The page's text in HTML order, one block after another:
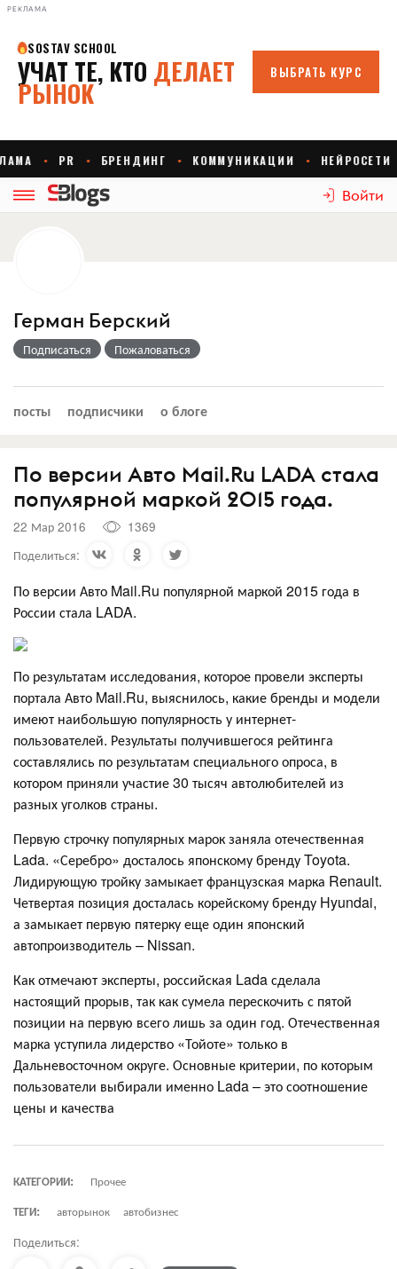
РЕКЛАМА
Войти
Герман Берский
Подписаться Пожаловаться
посты подписчики о блоге
По версии Авто Mail.Ru LADA стала
популярной маркой 2015 года.
22 Мар 2016
1369
Поделиться:
По версии Авто Mail.Ru популярной маркой 2015 года в
России стала LADA.
По результатам исследования, которое провели эксперты
портала Авто Mail.Ru, выяснилось, какие бренды и модели
имеют наибольшую популярность у интернет-
пользователей. Результаты получившегося рейтинга
составлялись по результатам специального опроса, в
котором приняли участие 30 тысяч автолюбителей из
разных уголков страны.
Первую строчку популярных марок заняла отечественная
Lada. «Серебро» досталось японскому бренду Toyota.
Лидирующую тройку замыкает французская марка Renault.
Четвертая позиция досталась корейскому бренду Hyundai,
а замыкает первую пятерку еще один японский
автопроизводитель – Nissan.
Как отмечают эксперты, российская Lada сделала
настоящий прорыв, так как сумела перескочить с пятой
позиции на первую всего лишь за один год. Отечественная
марка уступила лидерство «Тойоте» только в
Дальневосточном округе. Основные критерии, по которым
пользователи выбирали именно Lada – это соотношение
цены и качества
КАТЕГОРИИ:
Прочее
ТЕГИ:
авторынок автобизнес
Поделиться: